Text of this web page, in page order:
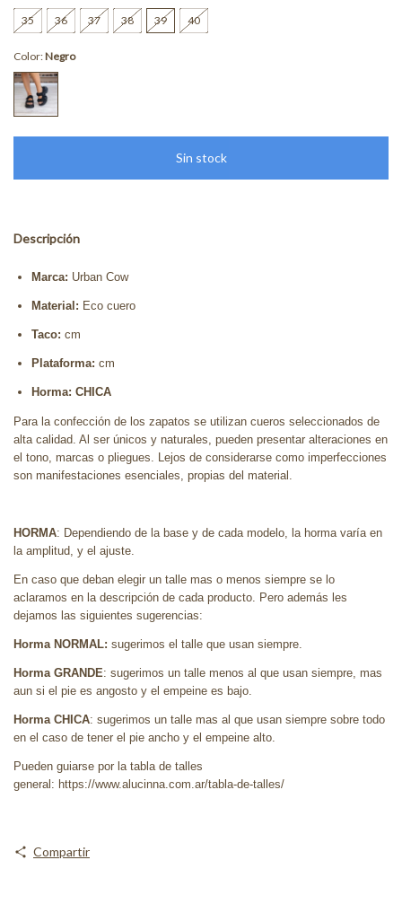
35 36 37 38 39 40
Color:Negro
Descripción
Marca: Urban Cow
Material: Eco cuero
Taco: cm
Plataforma: cm
Horma: CHICA
Para la confección de los zapatos se utilizan cueros seleccionados de
alta calidad. Al ser únicos y naturales, pueden presentar alteraciones en
el tono, marcas o pliegues. Lejos de considerarse como imperfecciones
son manifestaciones esenciales, propias del material.
HORMA: Dependiendo de la base y de cada modelo, la horma varía en
la amplitud, y el ajuste.
En caso que deban elegir un talle mas o menos siempre se lo
aclaramos en la descripción de cada producto. Pero además les
dejamos las siguientes sugerencias:
Horma NORMAL: sugerimos el talle que usan siempre.
Horma GRANDE: sugerimos un talle menos al que usan siempre, mas
aun si el pie es angosto y el empeine es bajo.
Horma CHICA: sugerimos un talle mas al que usan siempre sobre todo
en el caso de tener el pie ancho y el empeine alto.
Pueden guiarse por la tabla de talles
general: https://www.alucinna.com.ar/tabla-de-talles/
Compartir